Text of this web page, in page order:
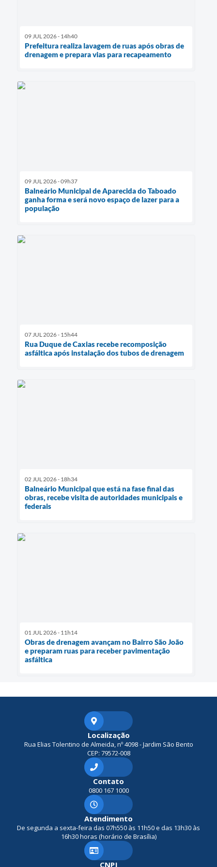
09 JUL 2026 - 14h40
Prefeitura realiza lavagem de ruas após obras de
drenagem e prepara vias para recapeamento
09 JUL 2026 - 09h37
Balneário Municipal de Aparecida do Taboado
ganha forma e será novo espaço de lazer para a
população
07 JUL 2026 - 15h44
Rua Duque de Caxias recebe recomposição
asfáltica após instalação dos tubos de drenagem
02 JUL 2026 - 18h34
Balneário Municipal que está na fase final das
obras, recebe visita de autoridades municipais e
federais
01 JUL 2026 - 11h14
Obras de drenagem avançam no Bairro São João
e preparam ruas para receber pavimentação
asfáltica
Localização
Rua Elias Tolentino de Almeida, nº 4098 - Jardim São Bento
CEP: 79572-008
Contato
0800 167 1000
Atendimento
De segunda a sexta-feira das 07h550 às 11h50 e das 13h30 às
16h30 horas (horário de Brasília)
CNPJ